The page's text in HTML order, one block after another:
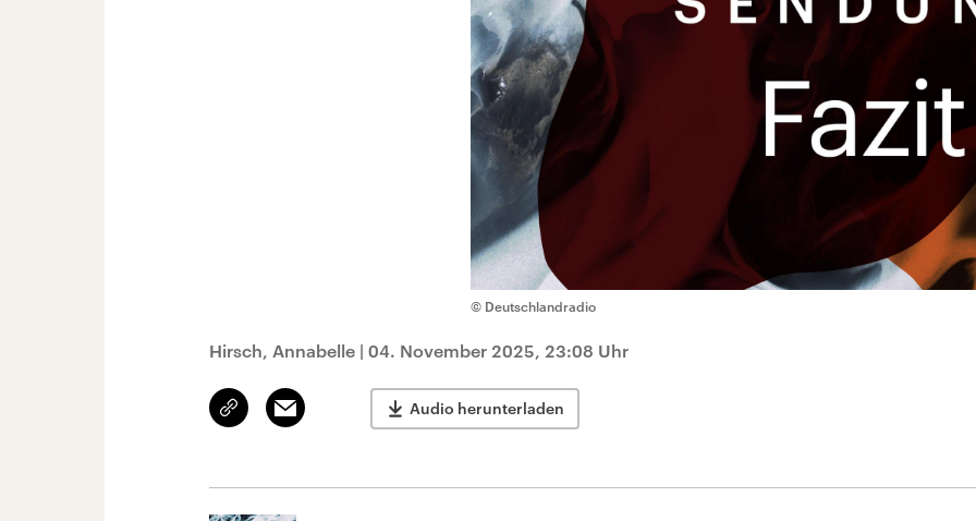
© Deutschlandradio
Hirsch, Annabelle | 04. November 2025, 23:08 Uhr
Link
kopieren/teilen
Email Audio herunterladen